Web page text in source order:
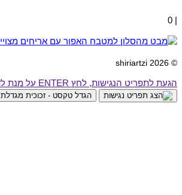
|
0
© 2026 shiriartzi
הגעת לתפריט הנגישות, לחץ ENTER על מנת לדלג על התפריט.
הגדל טקסט - זכוכית מגדלת